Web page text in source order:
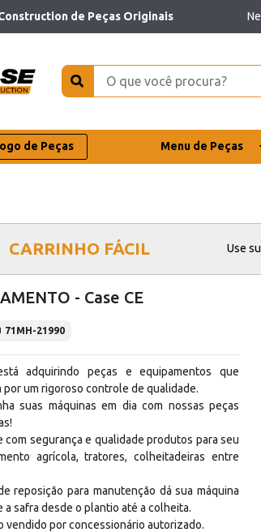
de Peças Originais
de Peças Menu de Peças
CARRINHO FÁCIL Use
- Case CE
71MH-21990
adquirindo peças e equipamentos que
por um rigoroso controle de qualidade.
suas máquinas em dia com nossas peças
com segurança e qualidade produtos para seu
agrícola, tratores, colheitadeiras entre
reposição para manutenção dá sua máquina
a safra desde o plantio até a colheita.
vendido por concessionário autorizado.